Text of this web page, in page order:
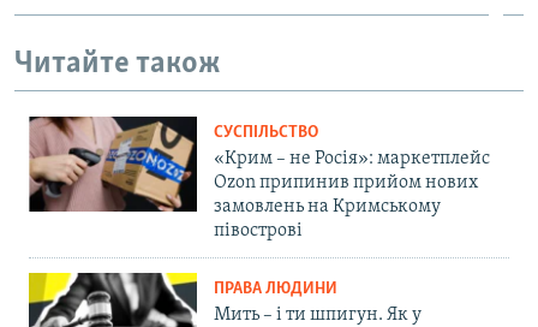
Читайте також
СУСПІЛЬСТВО
«Крим – не Росія»: маркетплейс
Ozon припинив прийом нових
замовлень на Кримському
півострові
ПРАВА ЛЮДИНИ
Мить – і ти шпигун. Як у